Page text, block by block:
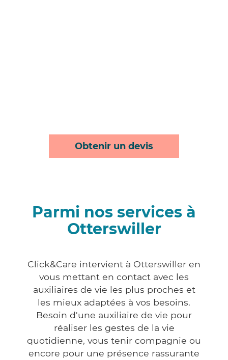
Obtenir un devis
Parmi nos services à
Otterswiller
Click&Care intervient à Otterswiller en
vous mettant en contact avec les
auxiliaires de vie les plus proches et
les mieux adaptées à vos besoins.
Besoin d'une auxiliaire de vie pour
réaliser les gestes de la vie
quotidienne, vous tenir compagnie ou
encore pour une présence rassurante